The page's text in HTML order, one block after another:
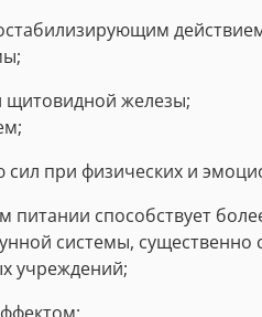
щитовидной железы;
сил при физических и
питании способствует
системы,
учреждений;